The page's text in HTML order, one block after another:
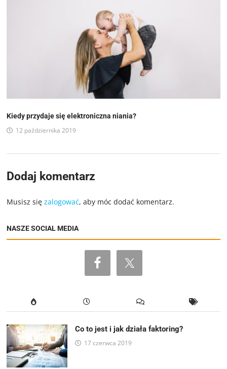
Kiedy przydaje się elektroniczna niania?
12 października 2019
Dodaj komentarz
Musisz sięzalogować, aby móc dodać komentarz.
NASZE SOCIAL MEDIA
Co to jest i jak działa faktoring?
17 czerwca 2019